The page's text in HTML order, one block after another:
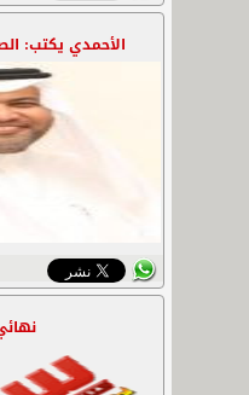
الأحمدي يكتب:
نهائي